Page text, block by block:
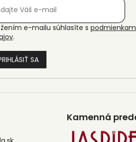
e-mailu súhlasíte s
.
SA
Kamenná